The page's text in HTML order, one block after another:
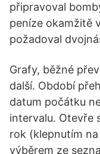
připravoval
peníze okamžitě
požadoval
Grafy, běžné
další. Období
datum počátku
intervalu. Otevře
rok (klepnutím
výběrem ze